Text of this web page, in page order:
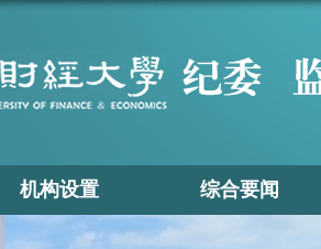
机构设置 综合要闻